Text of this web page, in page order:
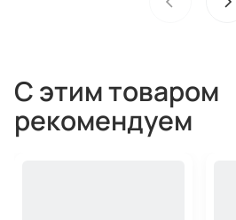
С этим товаром
рекомендуем